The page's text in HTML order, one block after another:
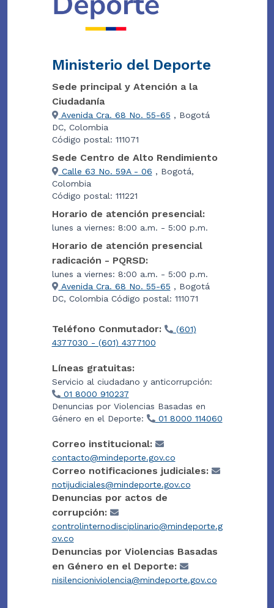
Ministerio del Deporte
Sede principal y Atención a la
Ciudadanía
Avenida Cra. 68 No. 55-65 , Bogotá
DC, Colombia
Código postal: 111071
Sede Centro de Alto Rendimiento
Calle 63 No. 59A - 06 , Bogotá,
Colombia
Código postal: 111221
Horario de atención presencial:
lunes a viernes: 8:00 a.m. - 5:00 p.m.
Horario de atención presencial
radicación - PQRSD:
lunes a viernes: 8:00 a.m. - 5:00 p.m.
Avenida Cra. 68 No. 55-65 , Bogotá
DC, Colombia Código postal: 111071
Teléfono Conmutador:
(601)
4377030 - (601) 4377100
Líneas gratuitas:
Servicio al ciudadano y anticorrupción:
01 8000 910237
Denuncias por Violencias Basadas en
Género en el Deporte:
01 8000 114060
Correo institucional:
contacto@mindeporte.gov.co
Correo notificaciones judiciales:
notijudiciales@mindeporte.gov.co
Denuncias por actos de
corrupción:
controlinternodisciplinario@mindeporte.g
ov.co
Denuncias por Violencias Basadas
en Género en el Deporte:
nisilencioniviolencia@mindeporte.gov.co